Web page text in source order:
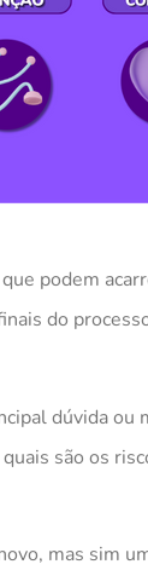
podem
do
dúvida ou
quais são os
mas sim